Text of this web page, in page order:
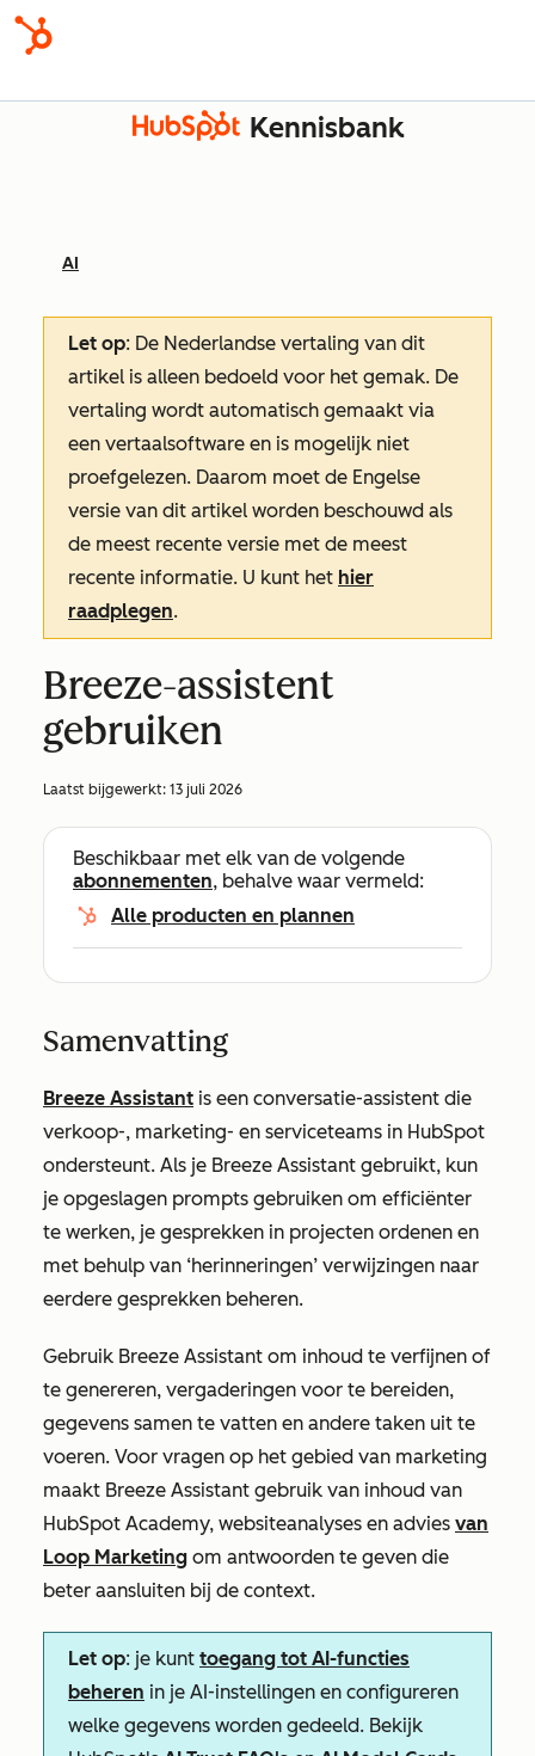
Kennisbank
AI
Let op: De Nederlandse vertaling van dit
artikel is alleen bedoeld voor het gemak. De
vertaling wordt automatisch gemaakt via
een vertaalsoftware en is mogelijk niet
proefgelezen. Daarom moet de Engelse
versie van dit artikel worden beschouwd als
de meest recente versie met de meest
recente informatie. U kunt het hier
raadplegen.
Breeze-assistent
gebruiken
Laatst bijgewerkt: 13 juli 2026
Beschikbaar met elk van de volgende
abonnementen, behalve waar vermeld:
Alle producten en plannen
Samenvatting
Breeze Assistant is een conversatie-assistent die
verkoop-, marketing- en serviceteams in HubSpot
ondersteunt. Als je Breeze Assistant gebruikt, kun
je opgeslagen prompts gebruiken om efficiënter
te werken, je gesprekken in projecten ordenen en
met behulp van ‘herinneringen’ verwijzingen naar
eerdere gesprekken beheren.
Gebruik Breeze Assistant om inhoud te verfijnen of
te genereren, vergaderingen voor te bereiden,
gegevens samen te vatten en andere taken uit te
voeren. Voor vragen op het gebied van marketing
maakt Breeze Assistant gebruik van inhoud van
HubSpot Academy, websiteanalyses en advies van
Loop Marketing om antwoorden te geven die
beter aansluiten bij de context.
Let op: je kunt toegang tot AI-functies
beheren in je AI-instellingen en configureren
welke gegevens worden gedeeld. Bekijk